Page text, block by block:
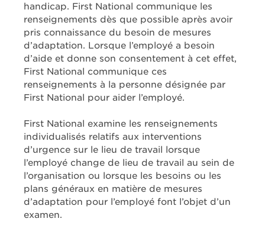
handicap. First National communique les
renseignements dès que possible après avoir
pris connaissance du besoin de mesures
d’adaptation. Lorsque l’employé a besoin
d’aide et donne son consentement à cet effet,
First National communique ces
renseignements à la personne désignée par
First National pour aider l’employé.
First National examine les renseignements
individualisés relatifs aux interventions
d’urgence sur le lieu de travail lorsque
l’employé change de lieu de travail au sein de
l’organisation ou lorsque les besoins ou les
plans généraux en matière de mesures
d’adaptation pour l’employé font l’objet d’un
examen.